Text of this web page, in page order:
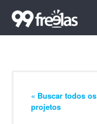
« Buscar todos os
projetos